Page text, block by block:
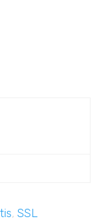
, SSL